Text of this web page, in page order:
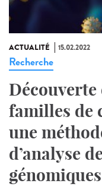
ACTUALITÉ 15.02.2022
Recherche
Découverte
familles de
une
d’analyse
génomiques